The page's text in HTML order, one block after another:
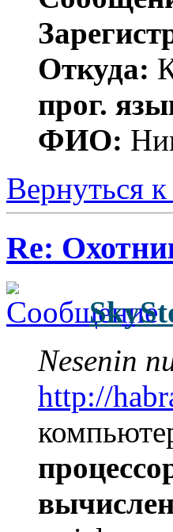
Откуда:
прог.
ФИО:
Вернуться
Re:
Nesenin
http://